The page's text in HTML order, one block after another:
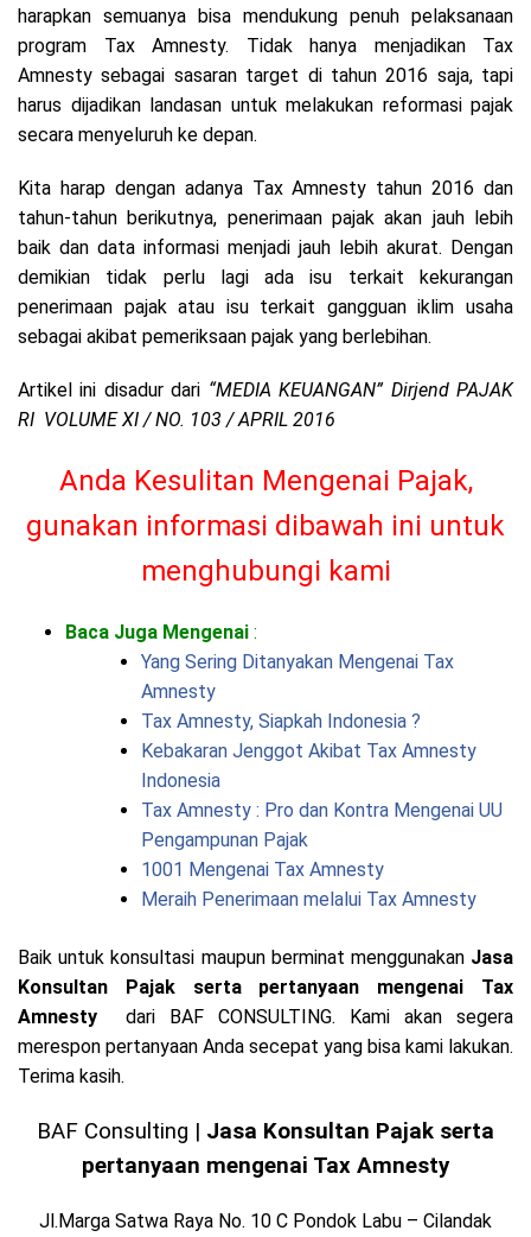
harapkan semuanya bisa mendukung penuh pelaksanaan
program Tax Amnesty. Tidak hanya menjadikan Tax
Amnesty sebagai sasaran target di tahun 2016 saja, tapi
harus dijadikan landasan untuk melakukan reformasi pajak
secara menyeluruh ke depan.
Kita harap dengan adanya Tax Amnesty tahun 2016 dan
tahun-tahun berikutnya, penerimaan pajak akan jauh lebih
baik dan data informasi menjadi jauh lebih akurat. Dengan
demikian tidak perlu lagi ada isu terkait kekurangan
penerimaan pajak atau isu terkait gangguan iklim usaha
sebagai akibat pemeriksaan pajak yang berlebihan.
Artikel ini disadur dari “MEDIA KEUANGAN” Dirjend PAJAK
RI VOLUME XI / NO. 103 / APRIL 2016
Anda Kesulitan Mengenai Pajak,
gunakan informasi dibawah ini untuk
menghubungi kami
Baca Juga Mengenai :
Yang Sering Ditanyakan Mengenai Tax
Amnesty
Tax Amnesty, Siapkah Indonesia ?
Kebakaran Jenggot Akibat Tax Amnesty
Indonesia
Tax Amnesty : Pro dan Kontra Mengenai UU
Pengampunan Pajak
1001 Mengenai Tax Amnesty
Meraih Penerimaan melalui Tax Amnesty
Baik untuk konsultasi maupun berminat menggunakan Jasa
Konsultan Pajak serta pertanyaan mengenai Tax
Amnesty
dari BAF CONSULTING. Kami akan segera
merespon pertanyaan Anda secepat yang bisa kami lakukan.
Terima kasih.
BAF Consulting | Jasa Konsultan Pajak serta
pertanyaan mengenai Tax Amnesty
Jl.Marga Satwa Raya No. 10 C Pondok Labu – Cilandak